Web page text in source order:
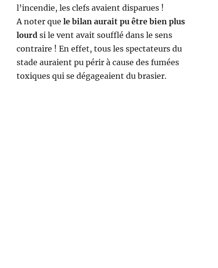
l’incendie, les clefs avaient disparues !
A noter quele bilan aurait pu être bien plus
lourdsi le vent avait soufflé dans le sens
contraire ! En effet, tous les spectateurs du
stade auraient pu périr à cause des fumées
toxiques qui se dégageaient du brasier.